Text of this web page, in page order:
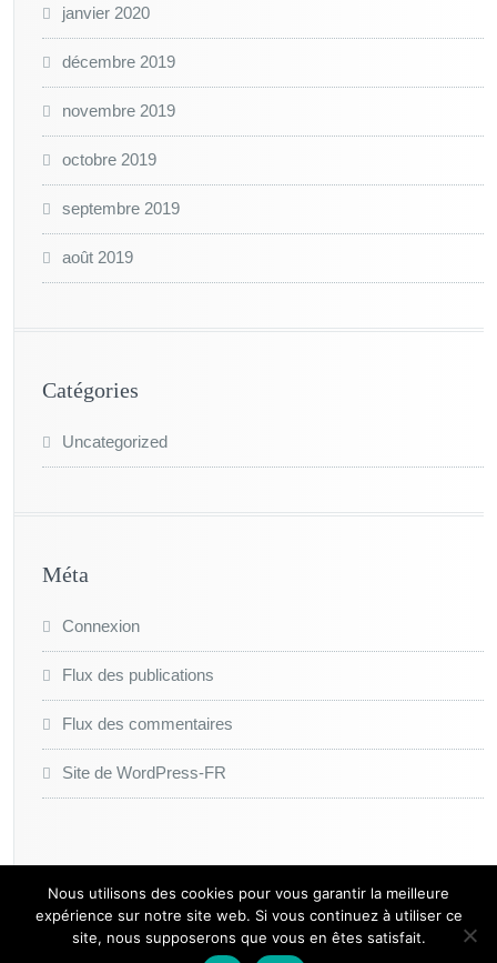
janvier 2020
décembre 2019
novembre 2019
octobre 2019
septembre 2019
août 2019
Catégories
Uncategorized
Méta
Connexion
Flux des publications
Flux des commentaires
Site de WordPress-FR
Nous utilisons des cookies pour vous garantir la meilleure
expérience sur notre site web. Si vous continuez à utiliser ce
site, nous supposerons que vous en êtes satisfait.